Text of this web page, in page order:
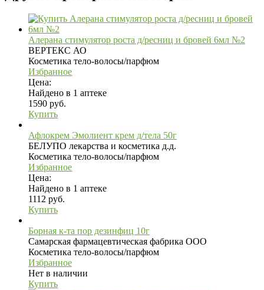
Алерана стимулятор роста д/ресниц и бровей 6мл №2
ВЕРТЕКС АО
Косметика тело-волосы/парфюм
Избранное
Цена:
Найдено в 1 аптеке
1590 руб.
Купить
Афлокрем Эмолиент крем д/тела 50г
БЕЛУПО лекарства и косметика д.д.
Косметика тело-волосы/парфюм
Избранное
Цена:
Найдено в 1 аптеке
1112 руб.
Купить
Борная к-та пор дезинфиц 10г
Самарская фармацевтическая фабрика ООО
Косметика тело-волосы/парфюм
Избранное
Нет в наличии
Купить